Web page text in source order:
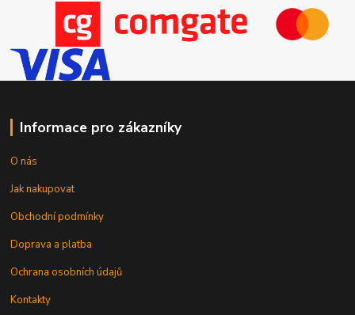
Informace pro zákazníky
O nás
Jak nakupovat
Obchodní podmínky
Doprava a platba
Ochrana osobních údajů
Kontakty